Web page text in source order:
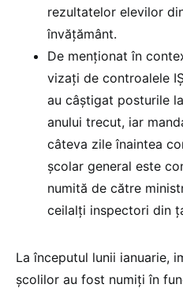
rezultatelor elevilor
învățământ.
De menționat în
vizați de controalele
au câștigat posturile
anului trecut, iar
câteva zile înaintea
școlar general este
numită de către
ceilalți inspectori din
La începutul lunii ianuarie,
școlilor au fost numiți în